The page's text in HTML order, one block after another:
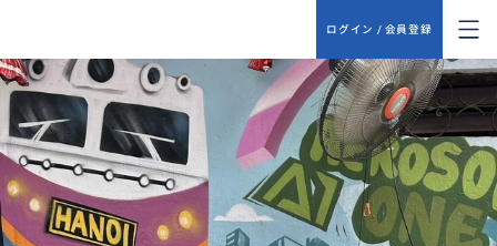
ログイン / 会員登録